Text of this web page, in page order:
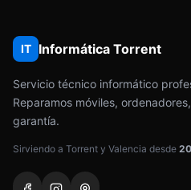
IT Informática Torrent
Servicio técnico informático
Reparamos móviles,
garantía.
Sirviendo a Torrent y Valencia desde